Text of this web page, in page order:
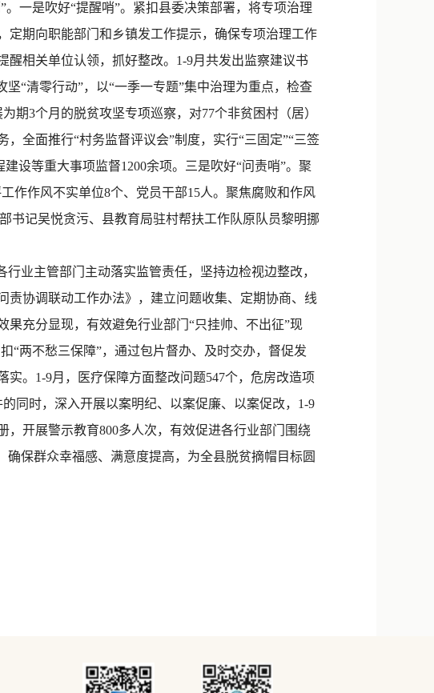
一是吹好“提醒哨”。紧扣县委决策部署，将专项治理
定期向职能部门和乡镇发工作提示，确保专项治理工作
相关单位认领，抓好整改。1-9月共发出监察建议书
“清零行动”，以“一季一专题”集中治理为重点，检查
期3个月的脱贫攻坚专项巡察，对77个非贫困村（居）
全面推行“村务监督评议会”制度，实行“三固定”“三签
设等重大事项监督1200余项。三是吹好“问责哨”。聚
作作风不实单位8个、党员干部15人。聚焦腐败和作风
书记吴悦贪污、县教育局驻村帮扶工作队原队员黎明挪
业主管部门主动落实监管责任，坚持边检视边整改，
协调联动工作办法》，建立问题收集、定期协商、线
充分显现，有效避免行业部门“只挂帅、不出征”现
“两不愁三保障”，通过包片督办、及时交办，督促发
。1-9月，医疗保障方面整改问题547个，危房改造项
同时，深入开展以案明纪、以案促廉、以案促改，1-9
，开展警示教育800多人次，有效促进各行业部门围绕
保群众幸福感、满意度提高，为全县脱贫摘帽目标圆